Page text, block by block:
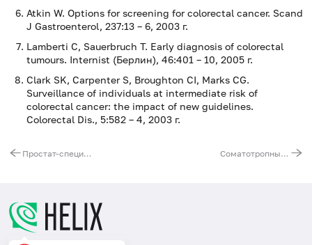
Atkin W. Options for screening for colorectal cancer. Scand
J Gastroenterol, 237:13 – 6, 2003 г.
Lamberti C, Sauerbruch T. Early diagnosis of colorectal
tumours. Internist (Берлин), 46:401 – 10, 2005 г.
Clark SK, Carpenter S, Broughton CI, Marks CG.
Surveillance of individuals at intermediate risk of
colorectal cancer: the impact of new guidelines.
Colorectal Dis., 5:582 – 4, 2003 г.
Простат-специфический антиген общий (ПСА общий) Соматотропный гормон